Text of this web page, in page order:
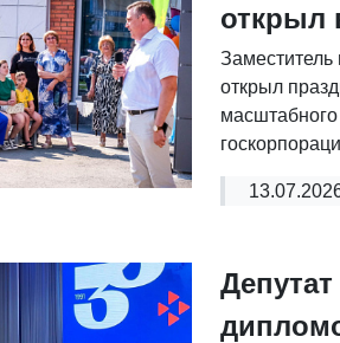
открыл
открыл
масштабного